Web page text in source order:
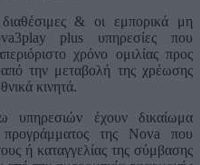
διαθέσιμες & οι εμπορικά μη
plus υπηρεσίες που
χρόνο ομιλίας προς
από την μεταβολή της χρέωσης
κινητά.
υπηρεσιών έχουν δικαίωμα
προγράμματος της Nova που
ή καταγγελίας της σύμβασης